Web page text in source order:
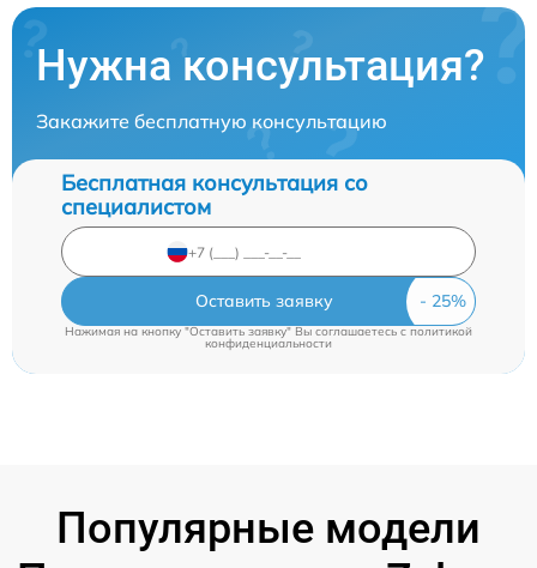
Нужна консультация?
Закажите бесплатную консультацию
Бесплатная консультация со
специалистом
Оставить заявку
Нажимая на кнопку "Оставить заявку" Вы соглашаетесь c политикой
конфиденциальности
Популярные модели